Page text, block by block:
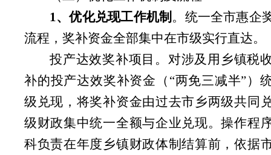
1、优化兑现工作机制 。 统一全市惠企
流程，奖补资金全部集中在市级实行直达。
投产达效奖补项目。对涉及用乡镇税
补的投产达效奖补资金（“两免三减半”）
级兑现，将奖补资金由过去市乡两级共同
级财政集中统一全额与企业兑现。操作程
科负责在年度乡镇财政体制结算前，依据